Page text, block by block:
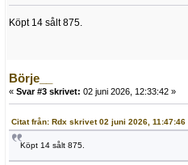
Köpt 14 sålt 875.
Börje__
« Svar #3 skrivet: 02 juni 2026, 12:33:42 »
Citat från: Rdx skrivet 02 juni 2026, 11:47:46
Köpt 14 sålt 875.